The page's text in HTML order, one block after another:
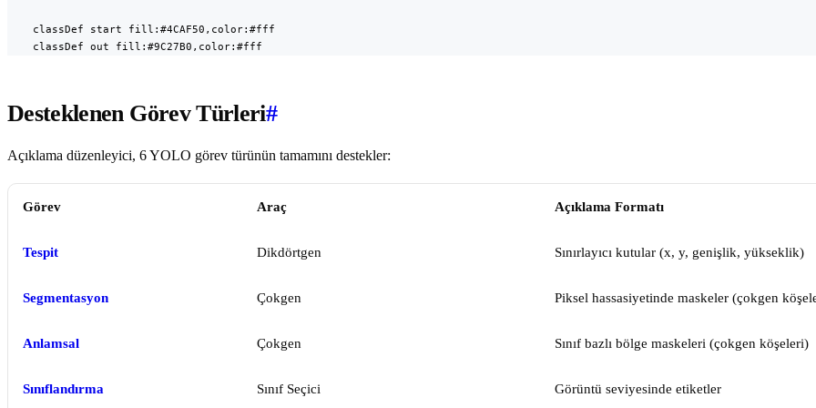
    classDef start fill:#4CAF50,color:#fff
    classDef out fill:#9C27B0,color:#fff
Desteklenen Görev Türleri#
Açıklama düzenleyici, 6 YOLO görev türünün tamamını destekler:
Görev Araç Açıklama Formatı
Tespit Dikdörtgen Sınırlayıcı kutular (x, y, genişlik, yükseklik)
Segmentasyon Çokgen Piksel hassasiyetinde maskeler (çokgen
Anlamsal Çokgen Sınıf bazlı bölge maskeleri (çokgen köşeleri)
Sınıflandırma Sınıf Seçici Görüntü seviyesinde etiketler